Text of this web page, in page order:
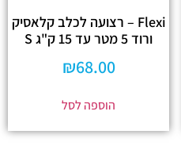
Flexi – רצועה לכלב קלאסיק
ורוד 5 מטר עד 15 ק"ג S
₪68.00
הוספה לסל